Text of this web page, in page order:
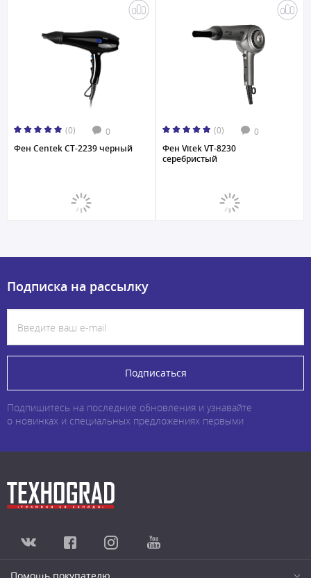
(0) 0
Фен Centek CT-2239 черный
(0) 0
Фен Vitek VT-8230
серебристый
Подписка на рассылку
Подписаться
Подпишитесь на последние обновления и узнавайте
о новинках и специальных предложениях первыми